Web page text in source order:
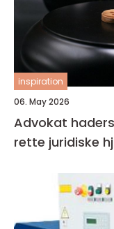
inspiration
06. May 2026
Advokat haderslev sådan vælger
rette juridiske